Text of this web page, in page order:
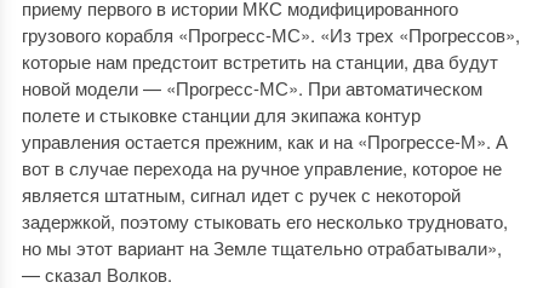
приему первого в истории МКС модифицированного
грузового корабля «Прогресс-МС». «Из трех «Прогрессов»,
которые нам предстоит встретить на станции, два будут
новой модели — «Прогресс-МС». При автоматическом
полете и стыковке станции для экипажа контур
управления остается прежним, как и на «Прогрессе-М». А
вот в случае перехода на ручное управление, которое не
является штатным, сигнал идет с ручек с некоторой
задержкой, поэтому стыковать его несколько трудновато,
но мы этот вариант на Земле тщательно отрабатывали»,
— сказал Волков.